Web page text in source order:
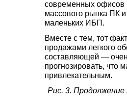
современных
массового рынка ПК
маленьких ИБП.
Вместе с тем, тот
продажами легкого
составляющей —
прогнозировать, что
привлекательным.
Рис. 3.